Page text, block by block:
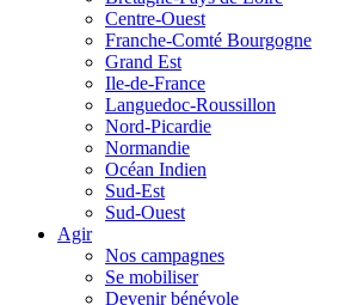
Centre-Ouest
Franche-Comté Bourgogne
Grand Est
Ile-de-France
Languedoc-Roussillon
Nord-Picardie
Normandie
Océan Indien
Sud-Est
Sud-Ouest
Agir
Nos campagnes
Se mobiliser
Devenir bénévole